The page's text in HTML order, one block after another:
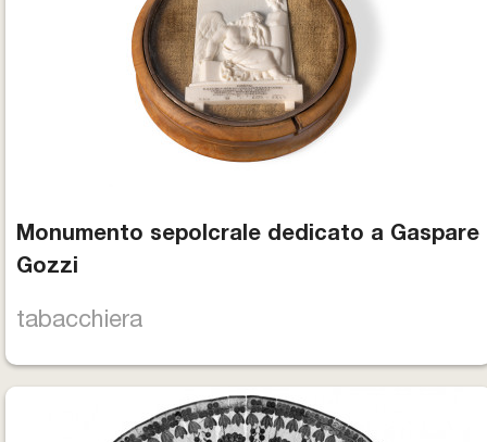
Monumento sepolcrale dedicato a Gaspare
Gozzi
tabacchiera